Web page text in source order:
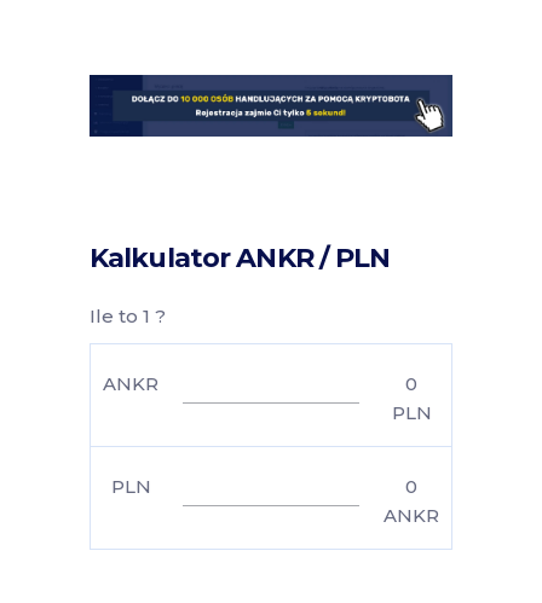
Kalkulator ANKR / PLN
Ile to 1 ?
ANKR
0
PLN
PLN
0
ANKR